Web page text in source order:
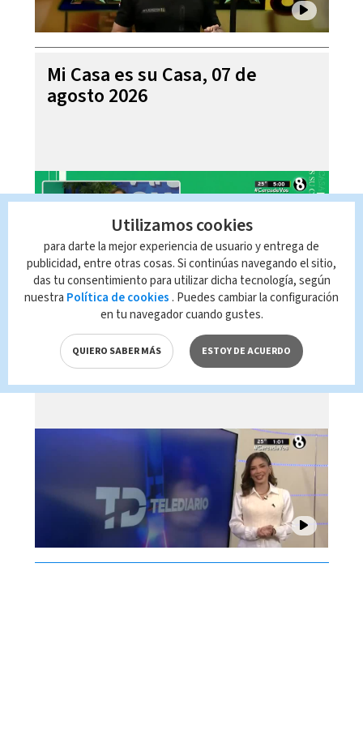
Mi Casa es su Casa, 07 de
agosto 2026
Telediario En Directo con Paula
Brenes, 07 de agosto 2026
Utilizamos cookies
para darte la mejor experiencia de usuario y entrega de
publicidad, entre otras cosas. Si continúas navegando el sitio,
das tu consentimiento para utilizar dicha tecnología, según
nuestra Política de cookies . Puedes cambiar la configuración
en tu navegador cuando gustes.
QUIERO SABER MÁS ESTOY DE ACUERDO